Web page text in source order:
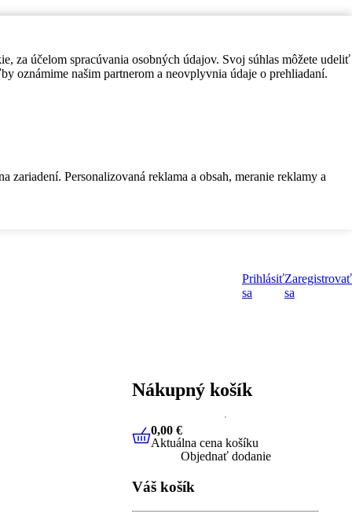
za účelom spracúvania osobných údajov. Svoj súhlas môžete udeliť
oznámime našim partnerom a neovplyvnia údaje o prehliadaní.
Personalizovaná reklama a obsah, meranie reklamy a
Prihlásiť
sa
Zaregistrovať
sa
Nákupný košík
0,00 €Aktuálna cena košíku
0,00 €
Aktuálna cena košíku
Objednať dodanie
Váš košík